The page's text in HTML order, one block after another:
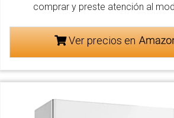
comprar y preste atención al
Ver precios en